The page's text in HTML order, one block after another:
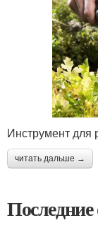
Инструмент для
читать дальше →
Последние